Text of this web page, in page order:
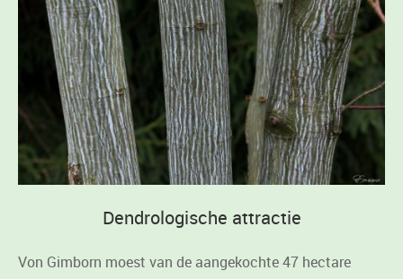
Dendrologische attractie
Von Gimborn moest van de aangekochte 47 hectare